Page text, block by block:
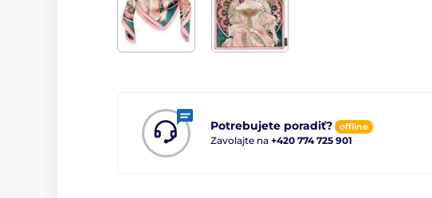
Potrebujete poradiť? offline
Zavolajte na +420 774 725 901